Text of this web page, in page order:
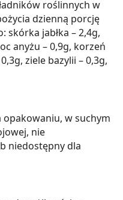
roślinnych w
dzienną porcję
jabłka – 2,4g,
anyżu – 0,9g, korzeń
ziele bazylii – 0,3g,
w suchym
nie
niedostępny dla